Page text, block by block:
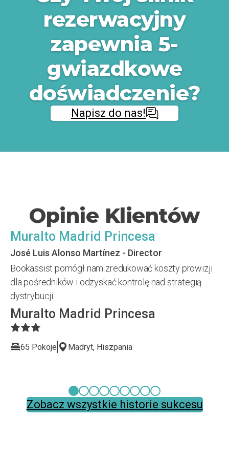
rezerwacyjny
zapewnia 5-
gwiazdkowe
doświadczenie?
Napisz do nas!
Opinie Klientów
Muralto Madrid Princesa
José Luis Alonso Martínez - Director
Bookassist pomógł nam zredukować koszty prowizji
dla pośredników i odzyskać kontrolę nad strategią
dystrybucji.
Muralto Madrid Princesa
65 Pokoje Madryt, Hiszpania
Zobacz wszystkie historie sukcesu